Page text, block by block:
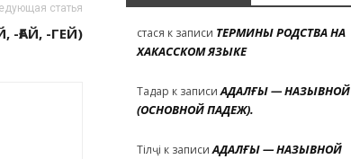
статья
-ҒАЙ, -ГЕЙ) стася к записи ТЕРМИНЫ РОДСТВА НА
ХАКАССКОМ ЯЗЫКЕ
Тадар к записиАДАЛҒЫ — НАЗЫВНОЙ
(ОСНОВНОЙ ПАДЕЖ).
Тілҷі к записиАДАЛҒЫ — НАЗЫВНОЙ